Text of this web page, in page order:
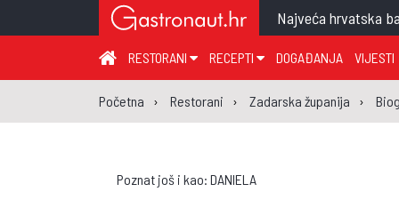
Najveća hrvatska
RESTORANI
ZAGREB I ZAGREBAČKA ŽUPANIJA
MEĐIMURSKA ŽUPANIJA
KOPRIVNIČKO-KRIŽEVAČKA ŽUPANIJA
RECEPTI
JUHA
GLAVNO JELO
SALATA
DOGAĐANJA VIJESTI
Početna Restorani Zadarska županija
Poznat još i kao: DANIELA